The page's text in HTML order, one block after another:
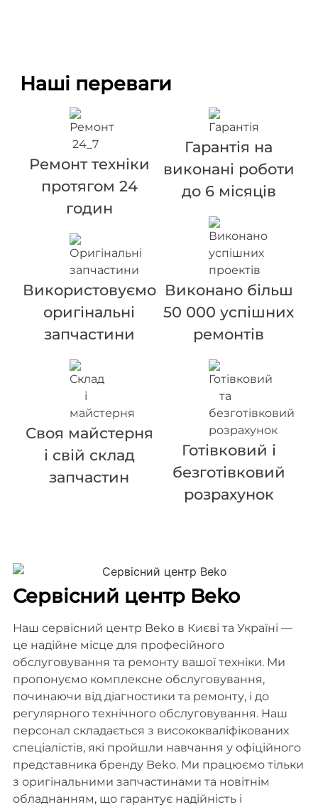
Наші переваги
Ремонт техніки
протягом 24
годин
Використовуємо
оригінальні
запчастини
Своя майстерня
і свій склад
запчастин
Гарантія на
виконані роботи
до 6 місяців
Виконано більш
50 000 успішних
ремонтів
Готівковий і
безготівковий
розрахунок
Сервісний центр Beko
Наш сервісний центр Beko в Києві та Україні —
це надійне місце для професійного
обслуговування та ремонту вашої техніки. Ми
пропонуємо комплексне обслуговування,
починаючи від діагностики та ремонту, і до
регулярного технічного обслуговування. Наш
персонал складається з висококваліфікованих
спеціалістів, які пройшли навчання у офіційного
представника бренду Beko. Ми працюємо тільки
з оригінальними запчастинами та новітнім
обладнанням, що гарантує надійність і